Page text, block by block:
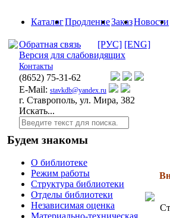
КаталогПродлениеЗаказНовости
Обратная связь [РУС] [ENG]
Версия для слабовидящих
Контакты
(8652) 75-31-62
E-Mail: stavkdb@yandex.ru
г. Ставрополь, ул. Мира, 382
Искать...
Будем знакомы
О библиотеке
Режим работы
Структура библиотеки
Отделы библиотеки
Независимая оценка